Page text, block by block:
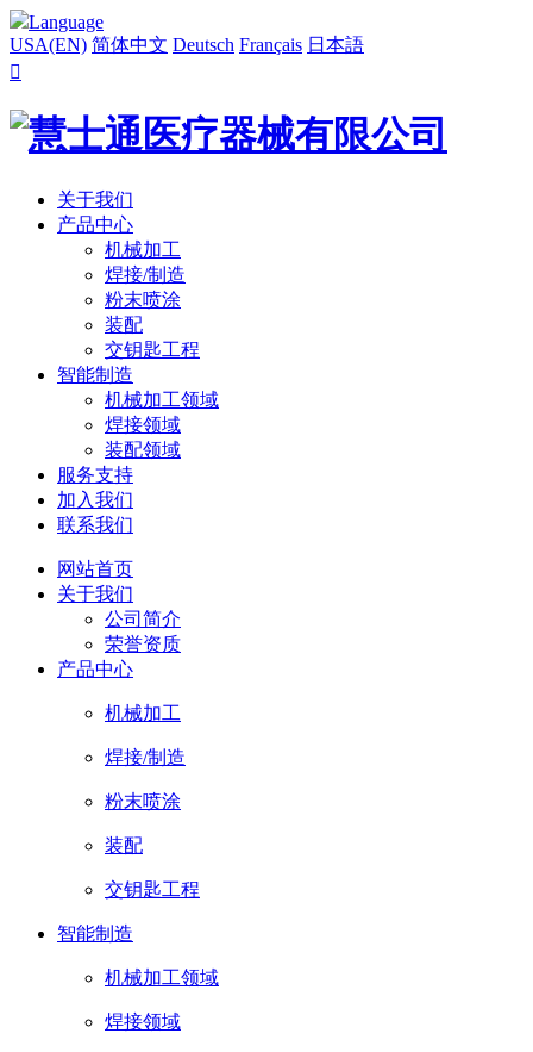
Language
USA(EN) 简体中文 Deutsch Français 日本語

关于我们
产品中心
机械加工
焊接/制造
粉末喷涂
装配
交钥匙工程
智能制造
机械加工领域
焊接领域
装配领域
服务支持
加入我们
联系我们
网站首页
关于我们
公司简介
荣誉资质
产品中心
机械加工
焊接/制造
粉末喷涂
装配
交钥匙工程
智能制造
机械加工领域
焊接领域